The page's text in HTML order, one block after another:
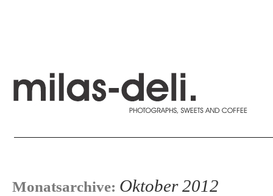
Monatsarchive: Oktober 2012